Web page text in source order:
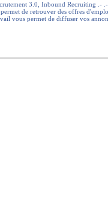
3.0, Inbound Recruiting .-
de retrouver des offres
vous permet de diffuser vos